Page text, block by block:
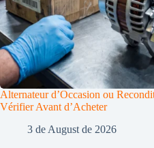
Alternateur d’Occasion ou
Vérifier Avant d’Acheter
3 de August de 2026